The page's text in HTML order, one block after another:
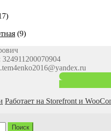
(9)
Работает на Storefront и
Поиск